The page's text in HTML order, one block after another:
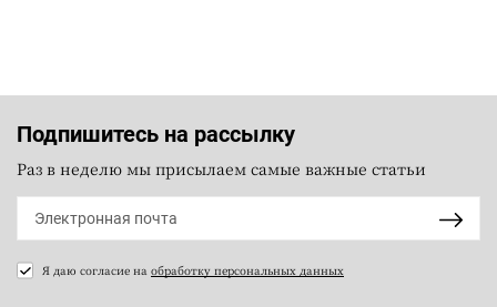
Подпишитесь на рассылку
Раз в неделю мы присылаем самые важные статьи
Я даю согласие на обработку персональных данных